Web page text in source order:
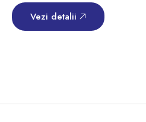
Vezi detalii